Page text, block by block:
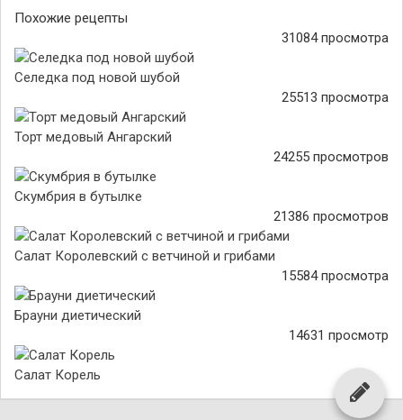
Похожие рецепты
31084 просмотра
Селедка под новой шубой
25513 просмотра
Торт медовый Ангарский
24255 просмотров
Скумбрия в бутылке
21386 просмотров
Салат Королевский с ветчиной и грибами
15584 просмотра
Брауни диетический
14631 просмотр
Салат Корель